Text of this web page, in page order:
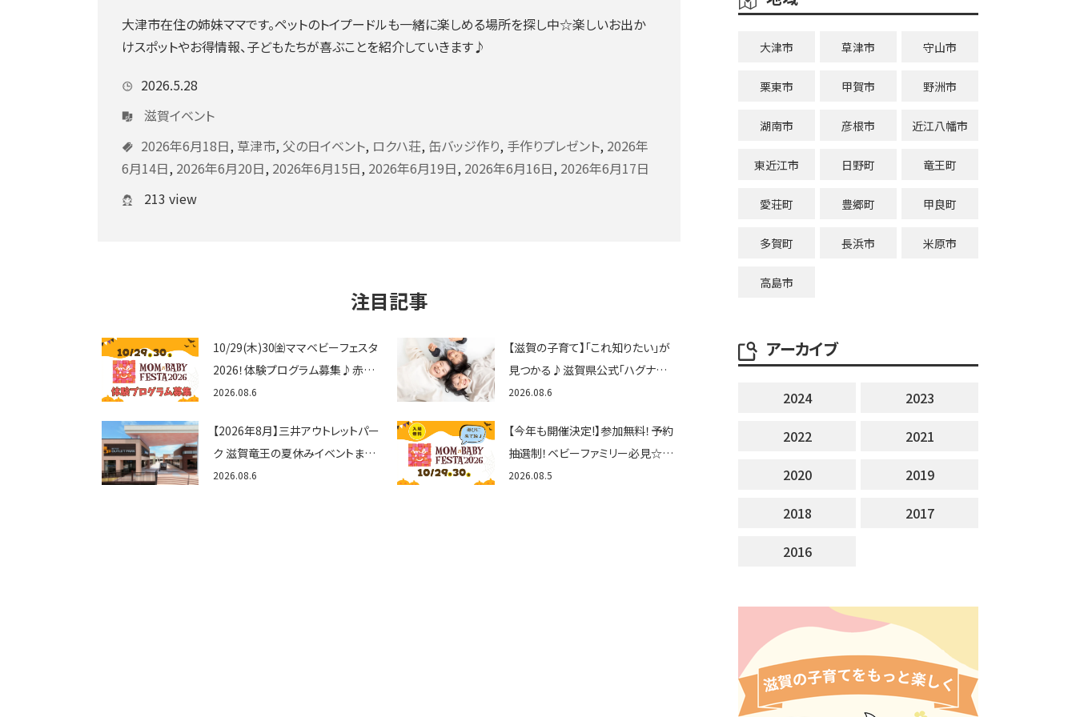
大津市在住の姉妹ママです。ペットのトイプードルも一緒に楽しめる場所を探し中☆楽しいお出か
けスポットやお得情報、子どもたちが喜ぶことを紹介していきます♪
2026.5.28
滋賀イベント
2026年6月18日, 草津市, 父の日イベント, ロクハ荘, 缶バッジ作り, 手作りプレゼント, 2026年
6月14日, 2026年6月20日, 2026年6月15日, 2026年6月19日, 2026年6月16日, 2026年6月17日
213 view
注目記事
10/29(木)30㈮ママベビーフェスタ
2026！体験プログラム募集♪赤ち
ゃん向けイベントに出演しません
2026.08.6
【滋賀の子育て】「これ知りたい」が
見つかる♪滋賀県公式「ハグナビ
しが」使ってる？おでかけ・制度・子
2026.08.6
【2026年8月】三井アウトレットパー
ク 滋賀竜王の夏休みイベントまと
め！びしょぬれ水あそび・激辛グル
2026.08.6
【今年も開催決定!】参加無料！予約
抽選制！ベビーファミリー必見☆入
場無料☆10/29(木)30(金)ママベ
2026.08.5
大津市 草津市 守山市
栗東市 甲賀市 野洲市
湖南市 彦根市 近江八幡市
東近江市 日野町 竜王町
愛荘町 豊郷町 甲良町
多賀町 長浜市 米原市
高島市
アーカイブ
2024
2023
2022
2021
2020
2019
2018
2017
2016